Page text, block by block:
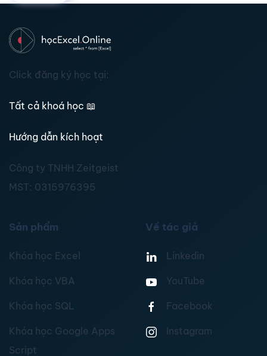
Click đăng ký học tại:
Tất cả khoá học 📖
Hướng dẫn kích hoạt
Công ty TNHH Zeitgeist
MST: 0315976395
Sản phẩm
Khóa học Excel
Khóa học VBA
Khóa học SQL
Khóa học Google Apps
Script
Về tác giả
Linkedin
YouTube
Facebook
Instagram